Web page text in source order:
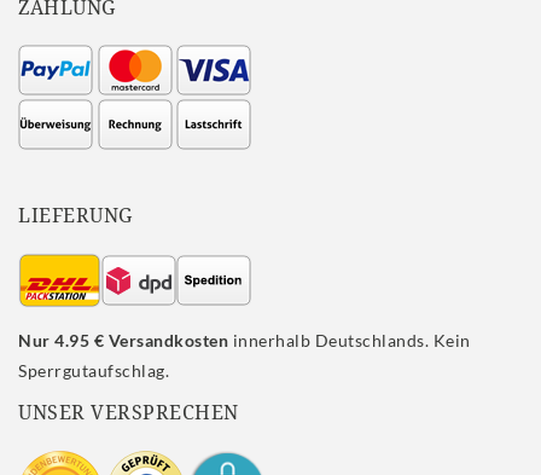
ZAHLUNG
LIEFERUNG
Nur 4.95 € Versandkosten innerhalb Deutschlands. Kein
Sperrgutaufschlag.
UNSER VERSPRECHEN